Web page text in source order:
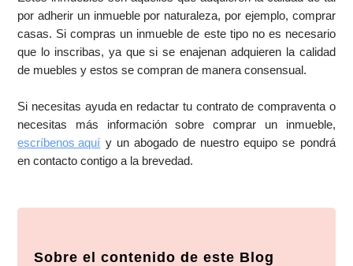
por adherir un inmueble por naturaleza, por ejemplo, comprar
casas. Si compras un inmueble de este tipo no es necesario
que lo inscribas, ya que si se enajenan adquieren la calidad
de muebles y estos se compran de manera consensual.
Si necesitas ayuda en redactar tu contrato de compraventa o
necesitas más información sobre comprar un inmueble,
escríbenos aquí y un abogado de nuestro equipo se pondrá
en contacto contigo a la brevedad.
Sobre el contenido de este Blog